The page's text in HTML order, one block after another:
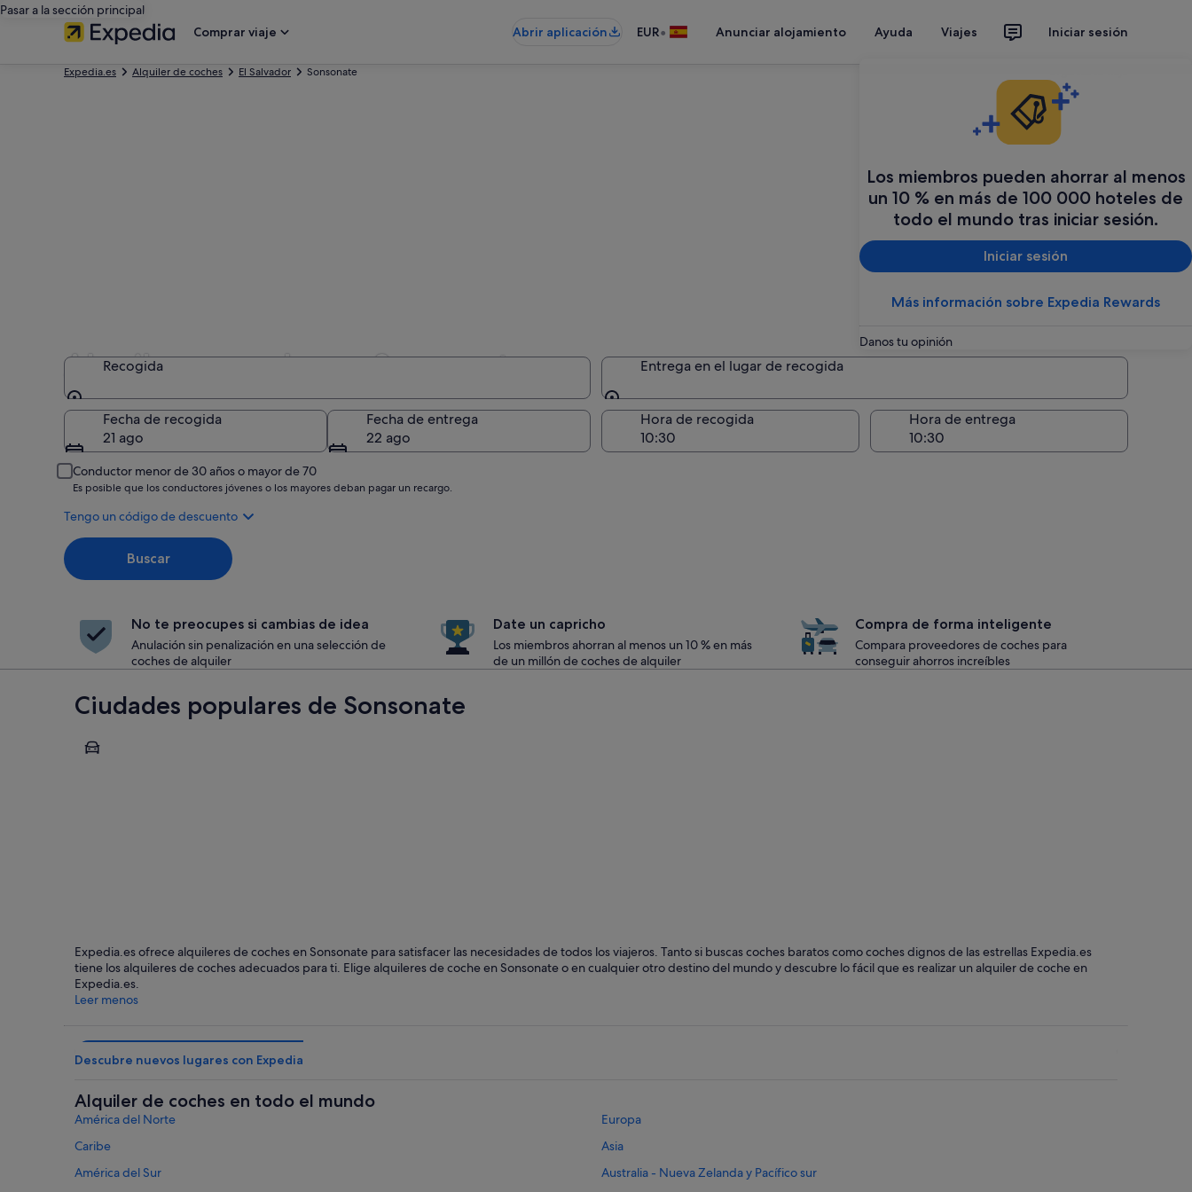
Pasar a la sección principal
Comprar viaje
Abrir aplicación EUR• Anunciar alojamiento Ayuda Viajes Iniciar sesión
Los miembros pueden ahorrar al menos
un 10 % en más de 100 000 hoteles de
todo el mundo tras iniciar sesión.
Iniciar sesión
Más información sobre Expedia Rewards
Danos tu opinión
Expedia.es Alquiler de coches El Salvador Sonsonate
Alquilar un coche en Sonsonate
Recogida
Recogida
Entrega en el lugar de recogida
Entrega en el lugar de recogida
Fecha de recogida
21 ago
Fecha de entrega
22 ago
Hora de recogida Hora de entrega
Conductor menor de 30 años o mayor de 70
Es posible que los conductores jóvenes o los mayores deban pagar un recargo.
Tengo un código de descuento
Buscar
No te preocupes si cambias de idea
Anulación sin penalización en una selección de
coches de alquiler
Date un capricho
Los miembros ahorran al menos un 10 % en más
de un millón de coches de alquiler
Compra de forma inteligente
Compara proveedores de coches para
conseguir ahorros increíbles
Ciudades populares de Sonsonate
Sonsonate
Expedia.es ofrece alquileres de coches en Sonsonate para satisfacer las necesidades de todos los viajeros. Tanto si buscas coches baratos como coches dignos de las estrellas Expedia.es
tiene los alquileres de coches adecuados para ti. Elige alquileres de coche en Sonsonate o en cualquier otro destino del mundo y descubre lo fácil que es realizar un alquiler de coche en
Expedia.es.
Leer menos
Descubre nuevos lugares con Expedia
Alquiler de coches en todo el mundo
América del Norte
Europa
Caribe
Asia
América del Sur
Australia - Nueva Zelanda y Pacífico sur